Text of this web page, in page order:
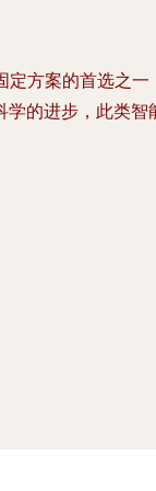
方案的首选之一
学的进步，此类智